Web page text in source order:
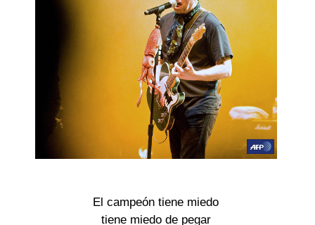
El campeón tiene miedo
tiene miedo de pegar